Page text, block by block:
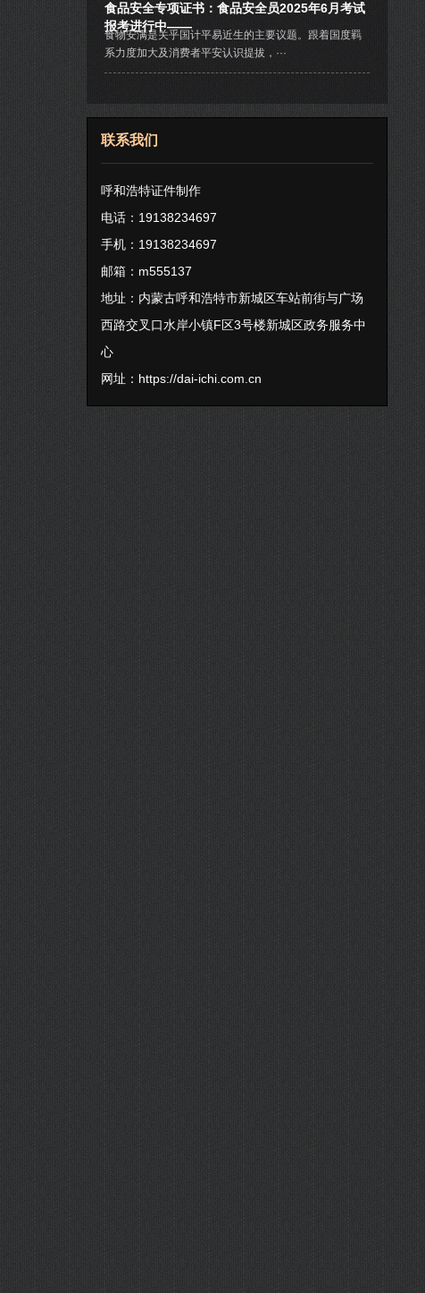
食品安全专项证书：食品安全员2025年6月考试
报考进行中——
食物安满是关乎国计平易近生的主要议题。跟着国度羁
系力度加大及消费者平安认识提拔，···
联系我们
呼和浩特证件制作
电话：19138234697
手机：19138234697
邮箱：m555137
地址：内蒙古呼和浩特市新城区车站前街与广场
西路交叉口水岸小镇F区3号楼新城区政务服务中
心
网址： https://dai-ichi.com.cn